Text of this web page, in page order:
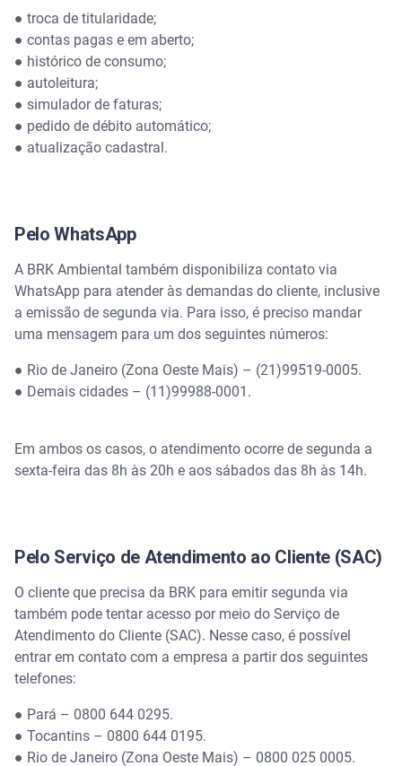
● troca de titularidade;
● contas pagas e em aberto;
● histórico de consumo;
● autoleitura;
● simulador de faturas;
● pedido de débito automático;
● atualização cadastral.
Pelo WhatsApp
A BRK Ambiental também disponibiliza contato via
WhatsApp para atender às demandas do cliente, inclusive
a emissão de segunda via. Para isso, é preciso mandar
uma mensagem para um dos seguintes números:
● Rio de Janeiro (Zona Oeste Mais) – (21)99519-0005.
● Demais cidades – (11)99988-0001.
Em ambos os casos, o atendimento ocorre de segunda a
sexta-feira das 8h às 20h e aos sábados das 8h às 14h.
Pelo Serviço de Atendimento ao Cliente (SAC)
O cliente que precisa da BRK para emitir segunda via
também pode tentar acesso por meio do Serviço de
Atendimento do Cliente (SAC). Nesse caso, é possível
entrar em contato com a empresa a partir dos seguintes
telefones:
● Pará – 0800 644 0295.
● Tocantins – 0800 644 0195.
● Rio de Janeiro (Zona Oeste Mais) – 0800 025 0005.